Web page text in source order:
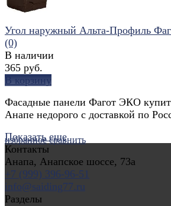
избранное сравнить
Угол наружный Альта-Профиль
(0)
В наличии
365 руб.
В корзину
Фасадные панели Фагот ЭКО
Анапе недорого с доставкой по
Показать еще
Контакты
Анапа, Анапское шоссе, 73а
+7 (999) 396-96-51
info@saiding77.ru
Разделы